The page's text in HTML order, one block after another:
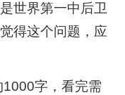
世界第一中后卫
得这个问题，应
字，看完需